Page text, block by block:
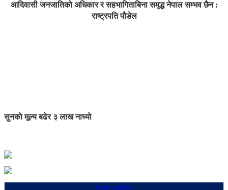
आदिवासी जनजातिको अधिकार र सहभागिताबिना समृद्ध नेपाल सम्भव छैन :
राष्ट्रपति पौडेल
सुनकाे मूल्य बढेर ३ लाख नाघ्याे